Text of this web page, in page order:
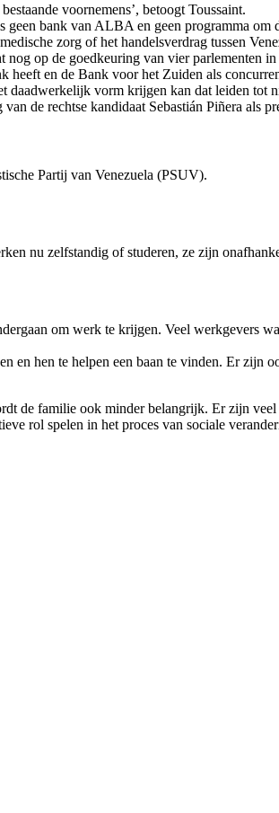
voornemens’, betoogt Toussaint.
bank van ALBA en geen programma om
zorg of het handelsverdrag tussen
op de goedkeuring van vier parlementen
en de Bank voor het Zuiden als
vorm krijgen kan dat leiden tot
de rechtse kandidaat Sebastián Piñera als
Partij van Venezuela (PSUV).
nu zelfstandig of studeren, ze zijn
om werk te krijgen. Veel werkgevers
en hen te helpen een baan te vinden. Er zijn
de familie ook minder belangrijk. Er zijn
rol spelen in het proces van sociale